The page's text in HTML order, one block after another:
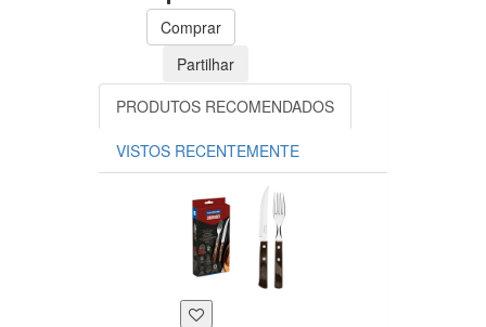
Comprar
Partilhar
PRODUTOS RECOMENDADOS
VISTOS RECENTEMENTE